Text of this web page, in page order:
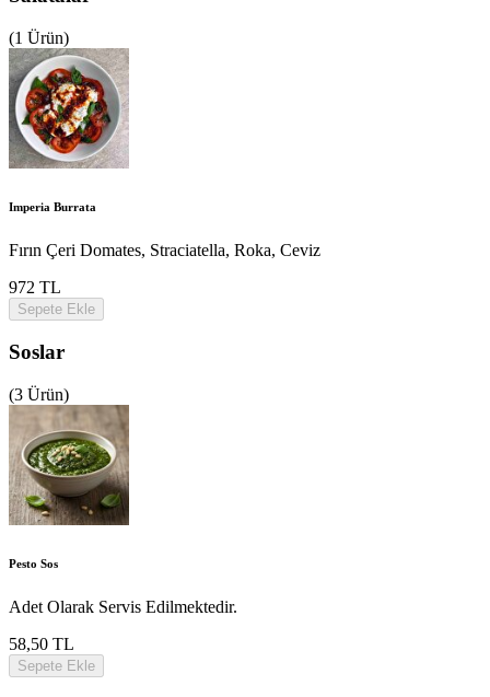
(1 Ürün)
Imperia Burrata
Fırın Çeri Domates, Straciatella, Roka, Ceviz
972 TL
Sepete Ekle
Soslar
(3 Ürün)
Pesto Sos
Adet Olarak Servis Edilmektedir.
58,50 TL
Sepete Ekle